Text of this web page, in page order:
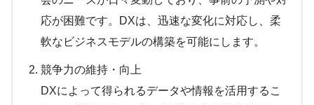
応が困難です。DXは、迅速な変化に対応し、柔
軟なビジネスモデルの構築を可能にします。
競争力の維持・向上
DXによって得られるデータや情報を活用するこ